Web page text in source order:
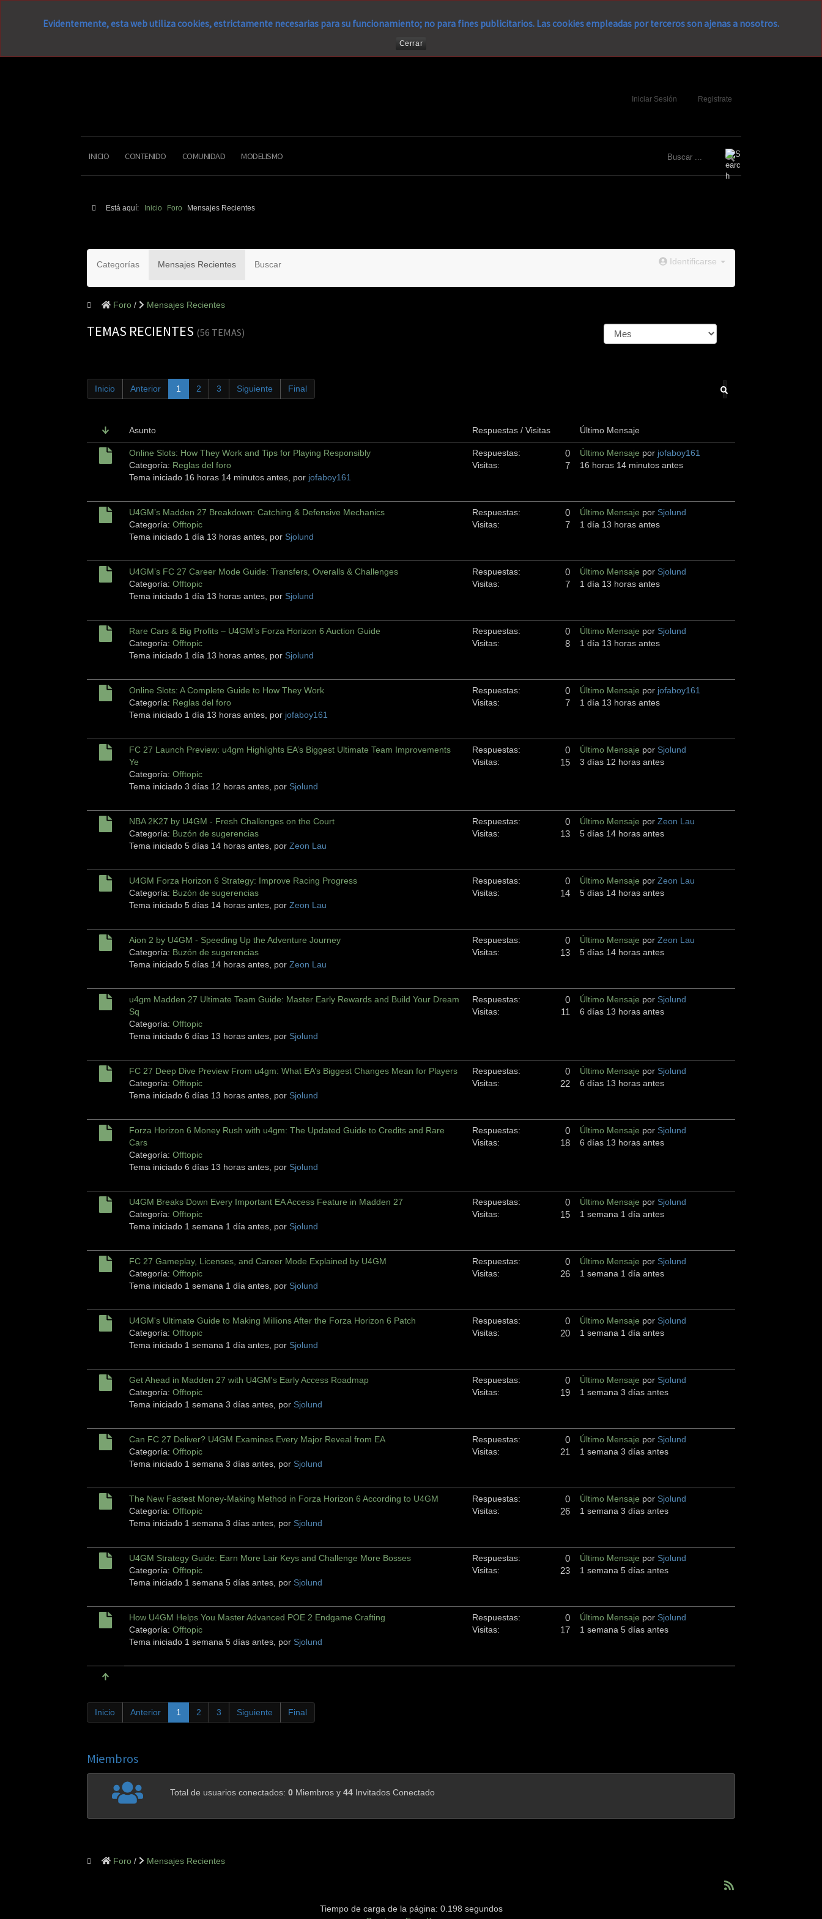
Evidentemente, esta web utiliza cookies, estrictamente necesarias para su funcionamiento; no para fines publicitarios. Las cookies empleadas por terceros son ajenas a nosotros.
Cerrar
Iniciar Sesión Registrate
INICIO CONTENIDO COMUNIDAD MODELISMO
Está aquí: Inicio Foro Mensajes Recientes
Categorías Mensajes Recientes Buscar Identificarse
Foro Mensajes Recientes
TEMAS RECIENTES (56 TEMAS)
Inicio Anterior 1 2 3 Siguiente Final
Asunto Respuestas / Visitas Último Mensaje
Online Slots: How They Work and Tips for Playing Responsibly
Categoría: Reglas del foro
Tema iniciado 16 horas 14 minutos antes, por jofaboy161
Respuestas: 0
Visitas: 7
Último Mensaje por jofaboy161
16 horas 14 minutos antes
U4GM’s Madden 27 Breakdown: Catching & Defensive Mechanics
Categoría: Offtopic
Tema iniciado 1 día 13 horas antes, por Sjolund
Respuestas: 0
Visitas: 7
Último Mensaje por Sjolund
1 día 13 horas antes
U4GM’s FC 27 Career Mode Guide: Transfers, Overalls & Challenges
Categoría: Offtopic
Tema iniciado 1 día 13 horas antes, por Sjolund
Respuestas: 0
Visitas: 7
Último Mensaje por Sjolund
1 día 13 horas antes
Rare Cars & Big Profits – U4GM’s Forza Horizon 6 Auction Guide
Categoría: Offtopic
Tema iniciado 1 día 13 horas antes, por Sjolund
Respuestas: 0
Visitas: 8
Último Mensaje por Sjolund
1 día 13 horas antes
Online Slots: A Complete Guide to How They Work
Categoría: Reglas del foro
Tema iniciado 1 día 13 horas antes, por jofaboy161
Respuestas: 0
Visitas: 7
Último Mensaje por jofaboy161
1 día 13 horas antes
FC 27 Launch Preview: u4gm Highlights EA’s Biggest Ultimate Team Improvements
Ye
Categoría: Offtopic
Tema iniciado 3 días 12 horas antes, por Sjolund
Respuestas: 0
Visitas: 15
Último Mensaje por Sjolund
3 días 12 horas antes
NBA 2K27 by U4GM - Fresh Challenges on the Court
Categoría: Buzón de sugerencias
Tema iniciado 5 días 14 horas antes, por Zeon Lau
Respuestas: 0
Visitas: 13
Último Mensaje por Zeon Lau
5 días 14 horas antes
U4GM Forza Horizon 6 Strategy: Improve Racing Progress
Categoría: Buzón de sugerencias
Tema iniciado 5 días 14 horas antes, por Zeon Lau
Respuestas: 0
Visitas: 14
Último Mensaje por Zeon Lau
5 días 14 horas antes
Aion 2 by U4GM - Speeding Up the Adventure Journey
Categoría: Buzón de sugerencias
Tema iniciado 5 días 14 horas antes, por Zeon Lau
Respuestas: 0
Visitas: 13
Último Mensaje por Zeon Lau
5 días 14 horas antes
u4gm Madden 27 Ultimate Team Guide: Master Early Rewards and Build Your Dream
Sq
Categoría: Offtopic
Tema iniciado 6 días 13 horas antes, por Sjolund
Respuestas: 0
Visitas: 11
Último Mensaje por Sjolund
6 días 13 horas antes
FC 27 Deep Dive Preview From u4gm: What EA’s Biggest Changes Mean for Players
Categoría: Offtopic
Tema iniciado 6 días 13 horas antes, por Sjolund
Respuestas: 0
Visitas: 22
Último Mensaje por Sjolund
6 días 13 horas antes
Forza Horizon 6 Money Rush with u4gm: The Updated Guide to Credits and Rare
Cars
Categoría: Offtopic
Tema iniciado 6 días 13 horas antes, por Sjolund
Respuestas: 0
Visitas: 18
Último Mensaje por Sjolund
6 días 13 horas antes
U4GM Breaks Down Every Important EA Access Feature in Madden 27
Categoría: Offtopic
Tema iniciado 1 semana 1 día antes, por Sjolund
Respuestas: 0
Visitas: 15
Último Mensaje por Sjolund
1 semana 1 día antes
FC 27 Gameplay, Licenses, and Career Mode Explained by U4GM
Categoría: Offtopic
Tema iniciado 1 semana 1 día antes, por Sjolund
Respuestas: 0
Visitas: 26
Último Mensaje por Sjolund
1 semana 1 día antes
U4GM's Ultimate Guide to Making Millions After the Forza Horizon 6 Patch
Categoría: Offtopic
Tema iniciado 1 semana 1 día antes, por Sjolund
Respuestas: 0
Visitas: 20
Último Mensaje por Sjolund
1 semana 1 día antes
Get Ahead in Madden 27 with U4GM's Early Access Roadmap
Categoría: Offtopic
Tema iniciado 1 semana 3 días antes, por Sjolund
Respuestas: 0
Visitas: 19
Último Mensaje por Sjolund
1 semana 3 días antes
Can FC 27 Deliver? U4GM Examines Every Major Reveal from EA
Categoría: Offtopic
Tema iniciado 1 semana 3 días antes, por Sjolund
Respuestas: 0
Visitas: 21
Último Mensaje por Sjolund
1 semana 3 días antes
The New Fastest Money-Making Method in Forza Horizon 6 According to U4GM
Categoría: Offtopic
Tema iniciado 1 semana 3 días antes, por Sjolund
Respuestas: 0
Visitas: 26
Último Mensaje por Sjolund
1 semana 3 días antes
U4GM Strategy Guide: Earn More Lair Keys and Challenge More Bosses
Categoría: Offtopic
Tema iniciado 1 semana 5 días antes, por Sjolund
Respuestas: 0
Visitas: 23
Último Mensaje por Sjolund
1 semana 5 días antes
How U4GM Helps You Master Advanced POE 2 Endgame Crafting
Categoría: Offtopic
Tema iniciado 1 semana 5 días antes, por Sjolund
Respuestas: 0
Visitas: 17
Último Mensaje por Sjolund
1 semana 5 días antes
Inicio Anterior 1 2 3 Siguiente Final
Miembros
Total de usuarios conectados: 0 Miembros y 44 Invitados Conectado
Foro Mensajes Recientes
Tiempo de carga de la página: 0.198 segundos